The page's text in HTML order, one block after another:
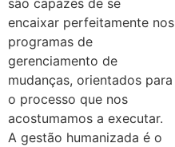
são capazes de se
encaixar perfeitamente nos
programas de
gerenciamento de
mudanças, orientados para
o processo que nos
acostumamos a executar.
A gestão humanizada é o